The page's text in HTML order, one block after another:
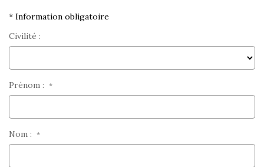
* Information obligatoire
Civilité :
Prénom : *
Nom : *